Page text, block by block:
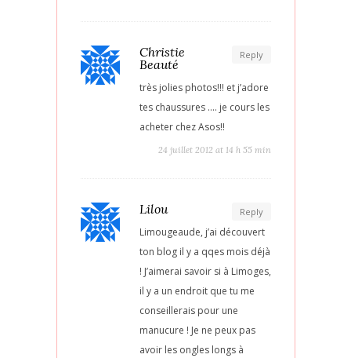
Reply
Christie
Beauté
très jolies photos!!! et j’adore
tes chaussures …. je cours les
acheter chez Asos!!
24 juillet 2012 at 14 h 55 min
Reply
Lilou
Limougeaude, j’ai découvert
ton blog il y a qqes mois déjà
! J’aimerai savoir si à Limoges,
il y a un endroit que tu me
conseillerais pour une
manucure ! Je ne peux pas
avoir les ongles longs à